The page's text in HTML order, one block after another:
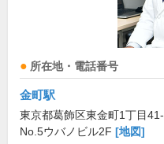
所在地・電話番号
金町駅
東京都葛飾区東金町1丁目
No.5ウバノビル2F [地図]